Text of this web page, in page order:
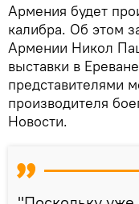
Армения будет
калибра. Об этом
Армении Никол
выставки в
представителями
производителя
Новости.